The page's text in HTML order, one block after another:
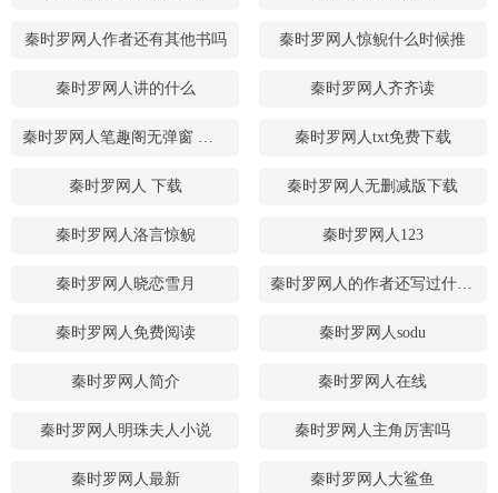
秦时罗网人作者还有其他书吗 秦时罗网人惊鲵什么时候推
秦时罗网人讲的什么 秦时罗网人齐齐读
秦时罗网人笔趣阁无弹窗 最新章节 无弹窗 笔趣阁 秦时罗网人txt免费下载
秦时罗网人 下载 秦时罗网人无删减版下载
秦时罗网人洛言惊鲵 秦时罗网人123
秦时罗网人晓恋雪月 秦时罗网人的作者还写过什么书
秦时罗网人免费阅读 秦时罗网人sodu
秦时罗网人简介 秦时罗网人在线
秦时罗网人明珠夫人小说 秦时罗网人主角厉害吗
秦时罗网人最新 秦时罗网人大鲨鱼